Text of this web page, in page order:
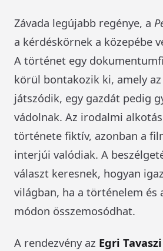
Závada legújabb regénye, a
a kérdéskörnek a közepébe
A történet egy
körül bontakozik ki, amely az
játszódik, egy gazdát pedig
vádolnak. Az irodalmi
története fiktív, azonban a
interjúi valódiak. A
választ keresnek, hogyan
világban, ha a történelem és
módon összemosódhat.
A rendezvény az Egri